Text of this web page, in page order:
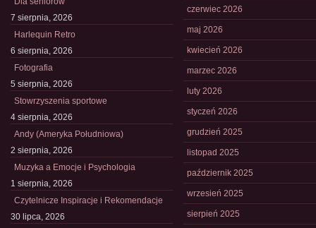
7 sierpnia, 2026
Harlequin Retro
6 sierpnia, 2026
Fotografia
5 sierpnia, 2026
Stowrzyszenia sportowe
4 sierpnia, 2026
Andy (Ameryka Południowa)
2 sierpnia, 2026
Muzyka a Emocje i Psychologia
1 sierpnia, 2026
Czytelnicze Inspiracje i Rekomendacje
30 lipca, 2026
czerwiec 2026
maj 2026
kwiecień 2026
marzec 2026
luty 2026
styczeń 2026
grudzień 2025
listopad 2025
październik 2025
wrzesień 2025
sierpień 2025